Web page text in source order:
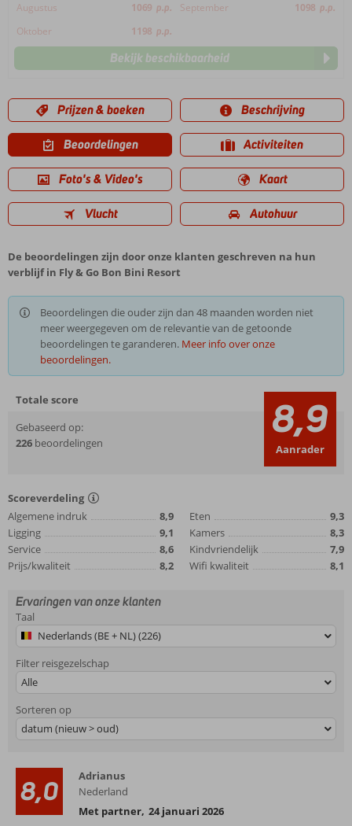
Augustus 1069 p.p. September 1098 p.p.
Oktober
1198 p.p.
Bekijk beschikbaarheid
Prijzen & boeken Beschrijving
Beoordelingen Activiteiten
Foto's & Video's Kaart
Vlucht Autohuur
De beoordelingen zijn door onze klanten geschreven na hun
verblijf in Fly & Go Bon Bini Resort
Beoordelingen die ouder zijn dan 48 maanden worden niet
meer weergegeven om de relevantie van de getoonde
beoordelingen te garanderen. Meer info over onze
beoordelingen.
Totale score
Gebaseerd op:
226 beoordelingen 8,9
Aanrader
Scoreverdeling
Algemene indruk
8,9
Ligging
9,1
Service
8,6
Prijs/kwaliteit
8,2
Eten
9,3
Kamers
8,3
Kindvriendelijk
7,9
Wifi kwaliteit
8,1
Ervaringen van onze klanten
Taal
Nederlands (BE + NL) (226)
Filter reisgezelschap
Alle
Sorteren op
datum (nieuw > oud)
8,0
Adrianus
Nederland
Met partner, 24 januari 2026